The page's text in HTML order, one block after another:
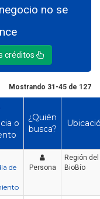
no se
créditos
Mostrando 31-45 de 127
o
¿Quién
busca?
de
Persona
Región del
BioBío